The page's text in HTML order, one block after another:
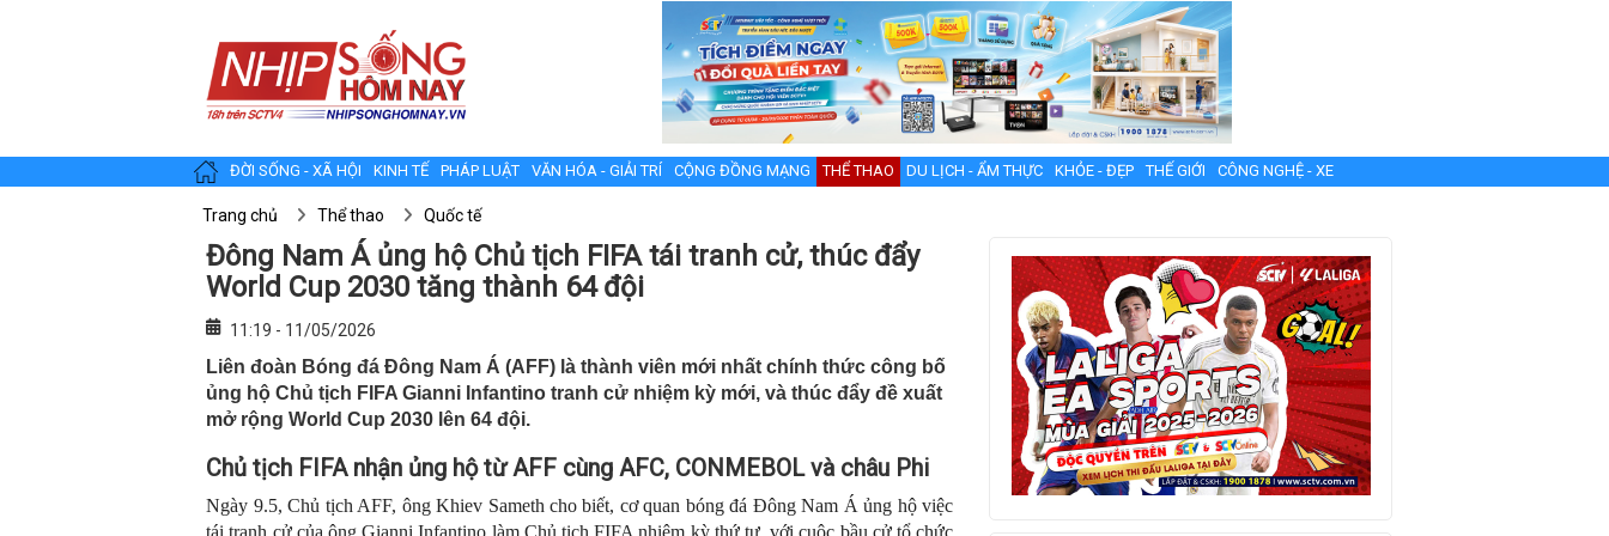
ĐỜI SỐNG - XÃ HỘI KINH TẾ PHÁP LUẬT VĂN HÓA - GIẢI TRÍ CỘNG ĐỒNG MẠNG THỂ THAO DU LỊCH - ẨM THỰC KHỎE - ĐẸP THẾ GIỚI CÔNG NGHỆ - XE
Trang chủ Thể thao Quốc tế
Đông Nam Á ủng hộ Chủ tịch FIFA tái tranh cử, thúc đẩy
World Cup 2030 tăng thành 64 đội
11:19 - 11/05/2026
Liên đoàn Bóng đá Đông Nam Á (AFF) là thành viên mới nhất chính thức công bố
ủng hộ Chủ tịch FIFA Gianni Infantino tranh cử nhiệm kỳ mới, và thúc đẩy đề xuất
mở rộng World Cup 2030 lên 64 đội.
Chủ tịch FIFA nhận ủng hộ từ AFF cùng AFC, CONMEBOL và châu Phi
Ngày 9.5, Chủ tịch AFF, ông Khiev Sameth cho biết, cơ quan bóng đá Đông Nam Á ủng hộ việc
tái tranh cử của ông Gianni Infantino làm Chủ tịch FIFA nhiệm kỳ thứ tư, với cuộc bầu cử tổ chức